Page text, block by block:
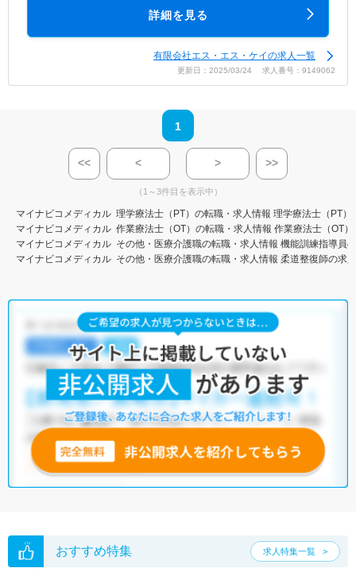
詳細を見る
有限会社エス・エス・ケイの求人一覧
更新日：2025/03/24 求人番号：9149062
1
<< < > >>
（1～3件目を表示中）
マイナビコメディカル 理学療法士（PT）の転職・求人情報 理学療法士（PT）
マイナビコメディカル 作業療法士（OT）の転職・求人情報 作業療法士（OT
マイナビコメディカル その他・医療介護職の転職・求人情報 機能訓練指導員
マイナビコメディカル その他・医療介護職の転職・求人情報 柔道整復師の求
おすすめ特集 求人特集一覧